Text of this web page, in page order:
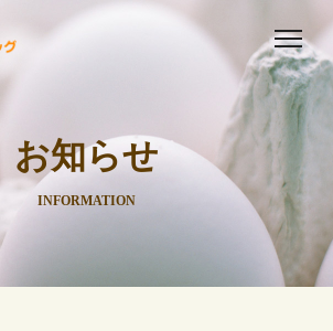
お知らせ
INFORMATION